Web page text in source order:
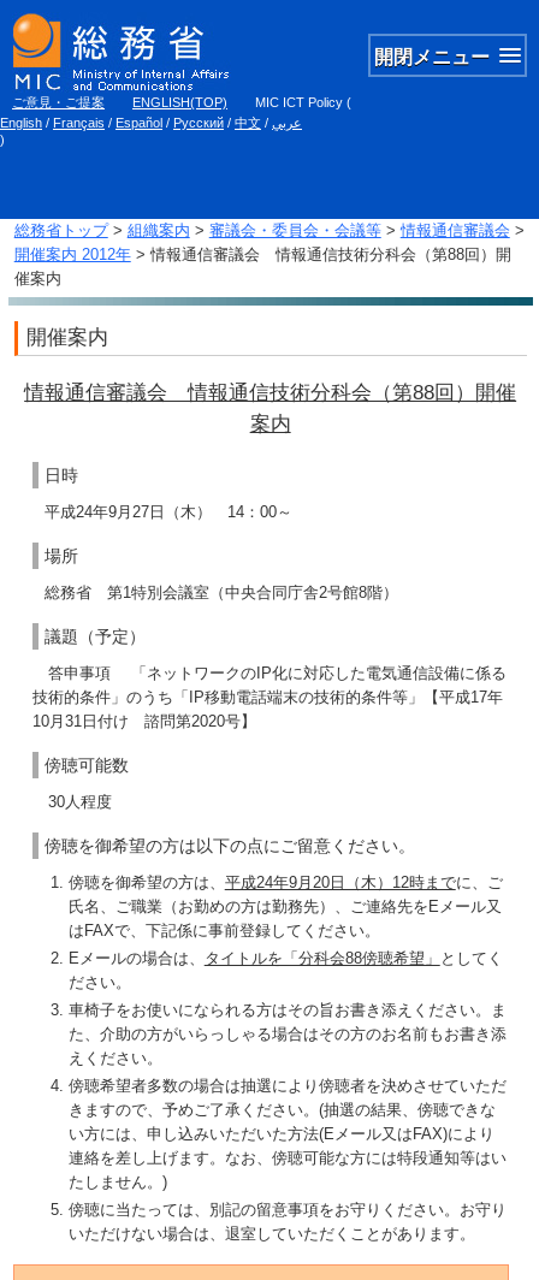
開閉メニュー
ご意見・ご提案 ENGLISH(TOP) MIC ICT Policy (
English / Français / Español / Русский / 中文 / عربي
)
総務省トップ> 組織案内 > 審議会・委員会・会議等>情報通信審議会 >
開催案内 2012年> 情報通信審議会 情報通信技術分科会（第88回）開
催案内
開催案内
情報通信審議会 情報通信技術分科会（第88回）開催
案内
日時
平成24年9月27日（木） 14：00～
場所
総務省 第1特別会議室（中央合同庁舎2号館8階）
議題（予定）
答申事項 「ネットワークのIP化に対応した電気通信設備に係る
技術的条件」のうち「IP移動電話端末の技術的条件等」【平成17年
10月31日付け 諮問第2020号】
傍聴可能数
30人程度
傍聴を御希望の方は以下の点にご留意ください。
傍聴を御希望の方は、 平成24年9月20日（木）12時までに、ご
氏名、ご職業（お勤めの方は勤務先）、ご連絡先をEメール又
はFAXで、下記係に事前登録してください。
Eメールの場合は、 タイトルを「分科会88傍聴希望」 としてく
ださい。
車椅子をお使いになられる方はその旨お書き添えください。ま
た、介助の方がいらっしゃる場合はその方のお名前もお書き添
えください。
傍聴希望者多数の場合は抽選により傍聴者を決めさせていただ
きますので、予めご了承ください。(抽選の結果、傍聴できな
い方には、申し込みいただいた方法(Eメール又はFAX)により
連絡を差し上げます。なお、傍聴可能な方には特段通知等はい
たしません。)
傍聴に当たっては、別記の留意事項をお守りください。お守り
いただけない場合は、退室していただくことがあります。